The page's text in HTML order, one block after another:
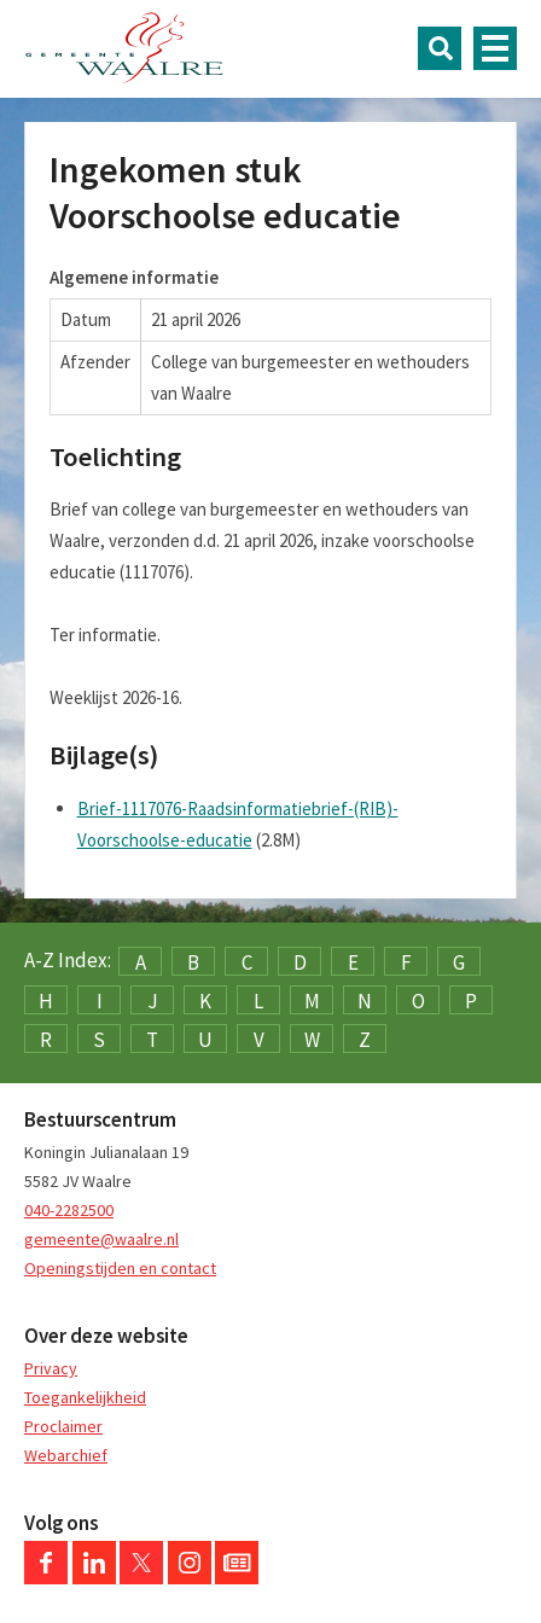
Ingekomen stuk
Voorschoolse educatie
Algemene informatie
Datum
21 april 2026
Afzender
College van burgemeester en wethouders
van Waalre
Toelichting
Brief van college van burgemeester en wethouders van
Waalre, verzonden d.d. 21 april 2026, inzake voorschoolse
educatie (1117076).
Ter informatie.
Weeklijst 2026-16.
Bijlage(s)
Brief-1117076-Raadsinformatiebrief-(RIB)-
Voorschoolse-educatie (2.8M)
A-Z Index: A B C D E F
G
H
I J K L M N O
P
R
S T U V W Z
Bestuurscentrum
Koningin Julianalaan 19
5582 JV Waalre
040-2282500
gemeente@waalre.nl
Openingstijden en contact
Over deze website
Privacy
Toegankelijkheid
Proclaimer
Webarchief
Volg ons